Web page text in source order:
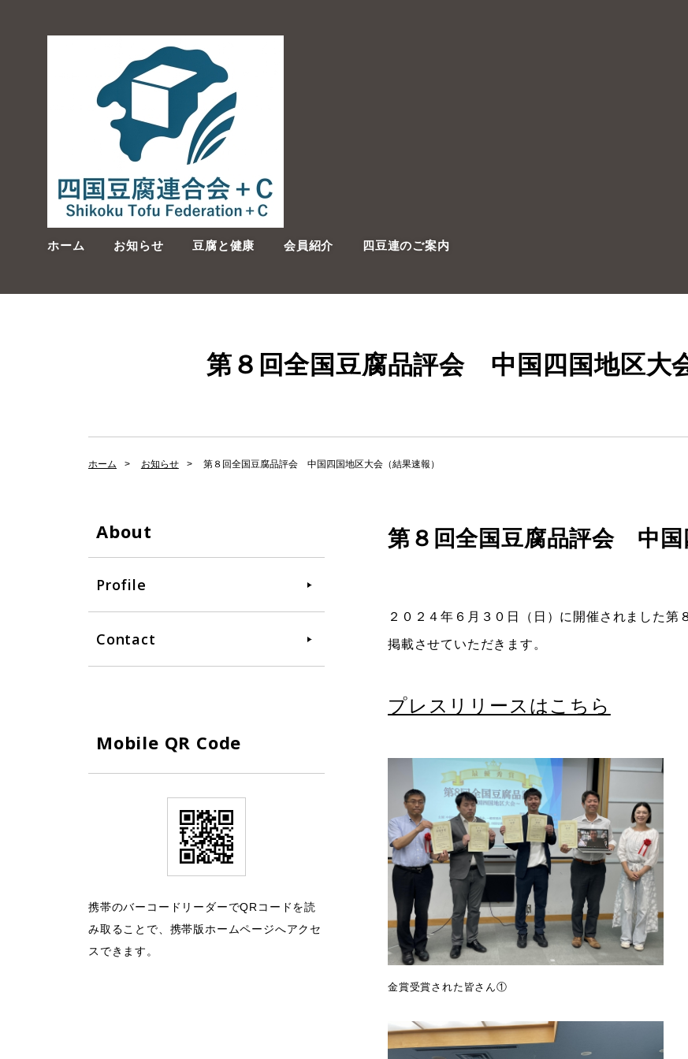
ホーム お知らせ 豆腐と健康 会員紹介 四豆連のご案内
第８回全国豆腐品評会 中国四国地区大
ホーム お知らせ 第８回全国豆腐品評会 中国四国地区大会（結果速報）
第８回全国豆腐品評会 中国
２０２４年６月３０日（日）に開催されました
掲載させていただきます。
プレスリリースはこちら
金賞受賞された皆さん①
About
Profile
Contact
Mobile QR Code
携帯のバーコードリーダーでQRコードを読
み取ることで、携帯版ホームページへアクセ
スできます。